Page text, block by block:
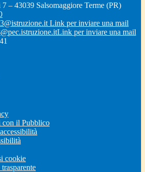
– 43039 Salsomaggiore Terme (PR)
Link per inviare una mail
Link per inviare una mail
il Pubblico
cookie